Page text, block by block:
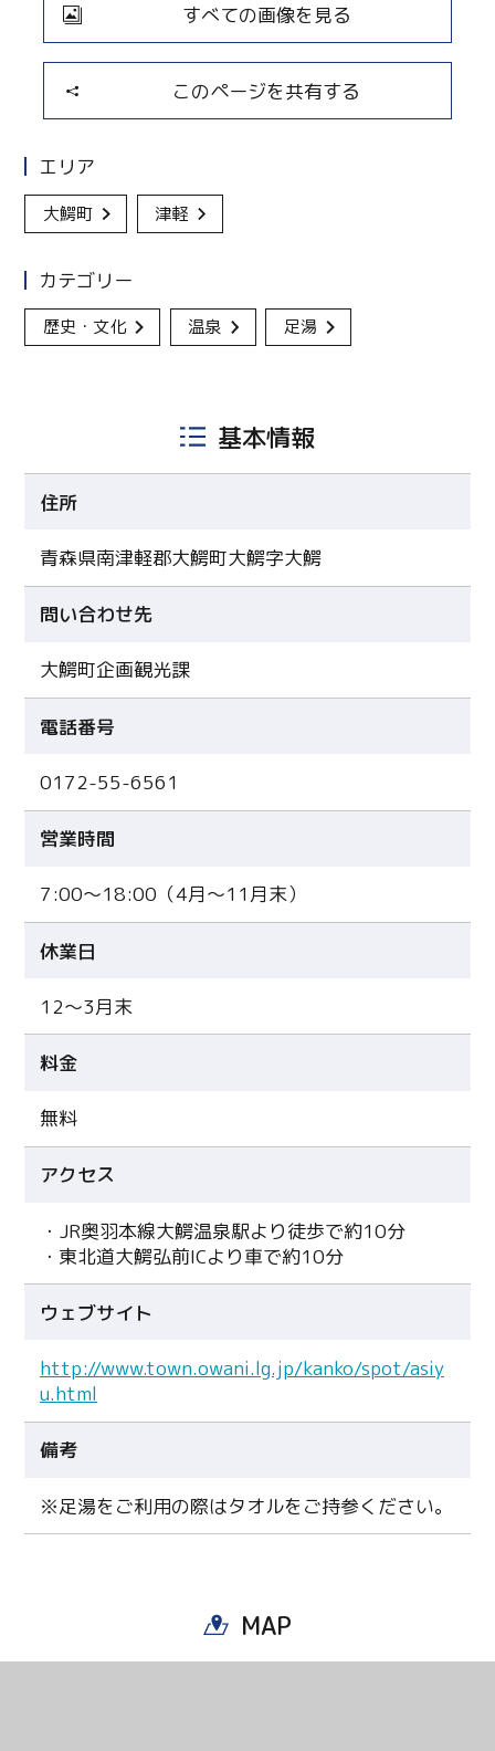
すべての画像を見る
このページを共有する
エリア
大鰐町 津軽
カテゴリー
歴史・文化 温泉 足湯
基本情報
住所
青森県南津軽郡大鰐町大鰐字大鰐
問い合わせ先
大鰐町企画観光課
電話番号
0172-55-6561
営業時間
7:00〜18:00（4月〜11月末）
休業日
12〜3月末
料金
無料
アクセス
・JR奥羽本線大鰐温泉駅より徒歩で約10分
・東北道大鰐弘前ICより車で約10分
ウェブサイト
http://www.town.owani.lg.jp/kanko/spot/asiy
u.html
備考
※足湯をご利用の際はタオルをご持参ください。
MAP